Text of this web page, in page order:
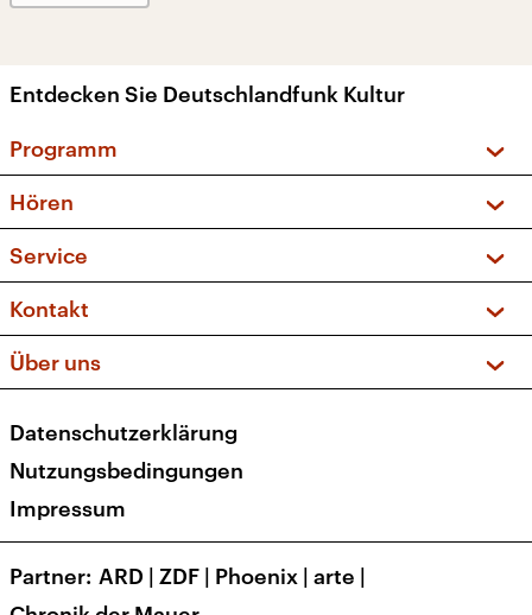
Entdecken Sie Deutschlandfunk Kultur
Programm
Sendungen und Podcasts
Musikliste
Kakadu – Das Kinderprogramm
Hören
Frequenzen (UKW + DAB+)
Service
FAQ
Apps
Newsletter
Veranstaltungen
Kontakt
Social Media
Über uns
Presse
Karriere
Transparenz
Datenschutzerklärung
Nutzungsbedingungen
Impressum
Partner ARD | ZDF | Phoenix | arte |